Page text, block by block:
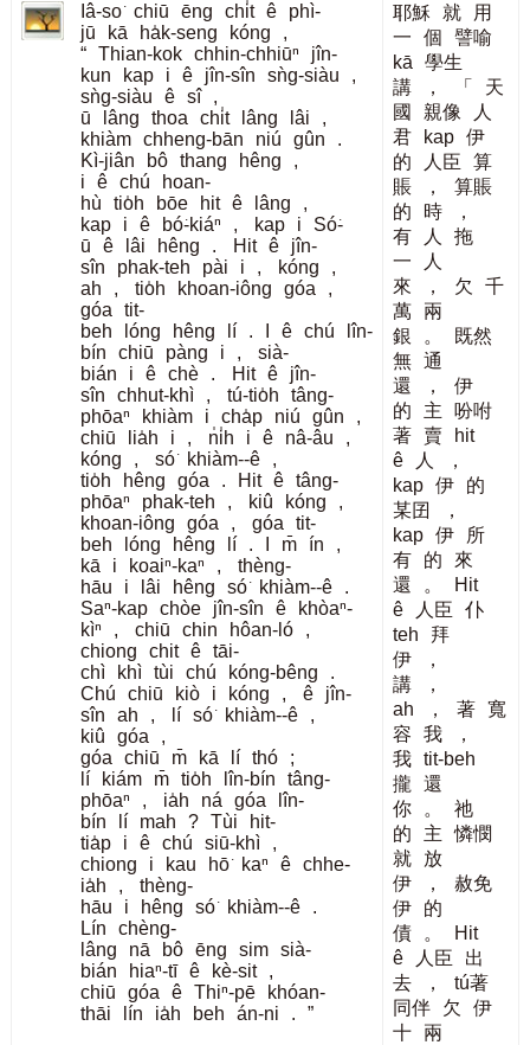
Iâ-so͘ chiū ēng chi̍t ê
phì-
jū
kā ha̍k-seng kóng
,
“ Thian-kok chhin-chhiūⁿ
jîn-
kun
kap i ê jîn-sîn sǹg-siàu
,
sǹg-siàu
ê sî
,
ū
lâng thoa chi̍t lâng lâi
,
khiàm chheng-bān niú gûn
.
Kì-jiân
bô thang hêng
,
i
ê chú
hoan-
hù
tio̍h bōe hit ê lâng
,
kap
i ê bó͘-kiáⁿ , kap i
Só͘-
ū
ê lâi hêng . Hit ê
jîn-
sîn
phak-teh pài i , kóng
,
ah
, tio̍h khoan-iông góa
,
góa
tit-
beh
lóng hêng lí . ê chú
lîn-
bín
chiū pàng i ,
sià-
bián
i ê chè . Hit ê
jîn-
sîn
chhut-khì , tú-tio̍h
tâng-
phōaⁿ
khiàm i cha̍p niú gûn
,
chiū
lia̍h i , n̍i̍h i ê nâ-âu
,
kóng
, só͘ khiàm--ê
,
tio̍h
hêng góa . Hit ê tâng-
phōaⁿ
phak-teh , kiû kóng
,
khoan-iông
góa , góa
tit-
beh
lóng hêng lí . m̄ ín
,
kā
i koaiⁿ-kaⁿ ,
thèng-
hāu
i lâi hêng só͘ khiàm--ê
.
Saⁿ-kap chòe jîn-sîn ê
khòaⁿ-
kìⁿ
, chiū chin hôan-ló
,
chiong
chit ê tāi-
chì
khì tùi chú kóng-bêng
.
Chú
chiū kiò i kóng , ê
jîn-
sîn
ah , lí só͘ khiàm--ê
,
kiû
góa
,
góa
chiū m̄ kā lí thó
;
lí
kiám m̄ tio̍h lîn-bín
tâng-
phōaⁿ
, ia̍h ná góa
lîn-
bín
lí mah ? Tùi
hit-
tia̍p
i ê chú siū-khì
,
chiong
i kau hō͘ kaⁿ ê chhe-
ia̍h
,
thèng-
hāu
i hêng só͘ khiàm--ê
.
Lín
chèng-
lâng
nā bô ēng sim sià-
bián
hiaⁿ-tī ê kè-sit
,
chiū
góa ê Thiⁿ-pē
khóan-
thāi
lín ia̍h beh án-ni . ”
耶穌 就
用
一
個
譬喻
kā
學生
講
， 「
天
國
親像
人
君
kap 伊
的
人臣
算
賬
，
算賬
的
時
，
有
人
拖
一
人
來
， 欠
千
萬
兩
銀
。
既然
無 通
還
，
伊
的
主
吩咐
著 賣
hit
ê
人
，
kap 伊
的
某囝
，
kap 伊
所
有
的
來
還
。
Hit
ê
人臣
仆
teh
拜
伊
，
講
，
ah
， 著 寬
容
我
，
我 tit-beh
攏
還
你
。
祂
的
主
憐憫
就
放
伊
，
赦免
伊
的
債
。
Hit
ê
人臣
出
去
，
tú著
同伴
欠
伊
十
兩